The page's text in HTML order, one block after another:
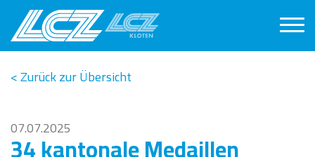
< Zurück zur Übersicht
07.07.2025